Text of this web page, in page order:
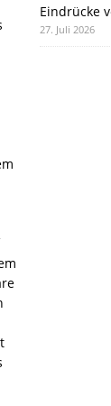
Eindrücke
27. Juli 2026